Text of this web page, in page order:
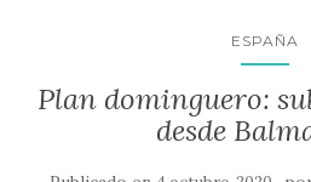
ESPAÑA
Plan dominguero:
desde